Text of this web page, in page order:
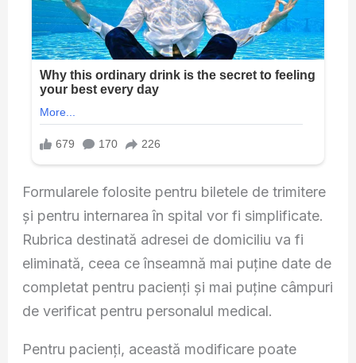
Formularele folosite pentru biletele de trimitere
și pentru internarea în spital vor fi simplificate.
Rubrica destinată adresei de domiciliu va fi
eliminată, ceea ce înseamnă mai puține date de
completat pentru pacienți și mai puține câmpuri
de verificat pentru personalul medical.
Pentru pacienți, această modificare poate